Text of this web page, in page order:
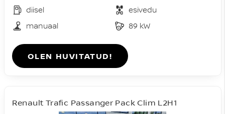
diisel
esivedu
manuaal
89 kW
OLEN HUVITATUD!
Renault Trafic Passanger Pack Clim L2H1